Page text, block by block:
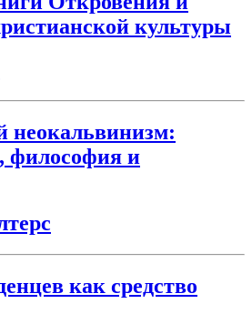
культуры
неокальвинизм:
философия и
как средство